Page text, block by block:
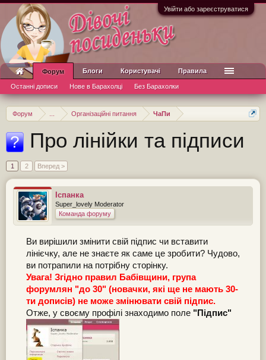
Увійти або зареєструватися
Форум Організаційні питання ЧаПи
? Про лінійки та підписи
1 2 Вперед >
Іспанка
Super_lovely Moderator
Команда форуму
Ви вирішили змінити свій підпис чи вставити
лінієчку, але не знаєте як саме це зробити? Чудово,
ви потрапили на потрібну сторінку.
Увага! Згідно правил Бабівщини, група
форумлян "до 30" (новачки, які ще не мають 30-
ти дописів) не може змінювати свій підпис.
Отже, у своєму профілі знаходимо поле "Підпис"
Форум
Останні дописи Нове в Барахолці Без Барахолки
Блоги Користувачі Правила